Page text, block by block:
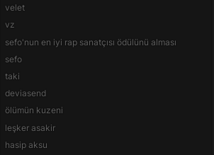
velet
vz
sefo'nun en iyi rap sanatçısı ödülünü alması
sefo
taki
deviasend
ölümün kuzeni
leşker asakir
hasip aksu